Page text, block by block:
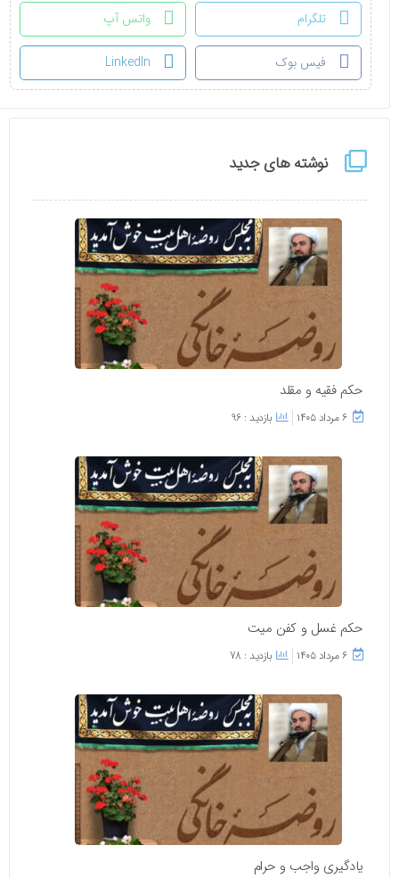
نوشته های جدید
حکم فقیه و مقلد
۶ مرداد ۱۴۰۵ بازدید : 96
حکم غسل و کفن میت
۶ مرداد ۱۴۰۵ بازدید : 78
یادگیری واجب و حرام
تلگرام واتس آپ
فیس بوک LinkedIn